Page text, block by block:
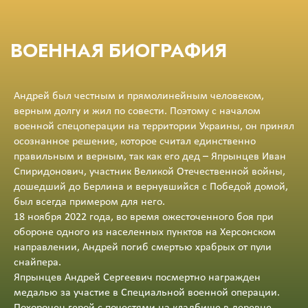
ВОЕННАЯ БИОГРАФИЯ
Андрей был честным и прямолинейным человеком,
верным долгу и жил по совести. Поэтому с началом
военной спецоперации на территории Украины, он принял
осознанное решение, которое считал единственно
правильным и верным, так как его дед – Япрынцев Иван
Спиридонович, участник Великой Отечественной войны,
дошедший до Берлина и вернувшийся с Победой домой,
был всегда примером для него.
18 ноября 2022 года, во время ожесточенного боя при
обороне одного из населенных пунктов на Херсонском
направлении, Андрей погиб смертью храбрых от пули
снайпера.
Япрынцев Андрей Сергеевич посмертно награжден
медалью за участие в Специальной военной операции.